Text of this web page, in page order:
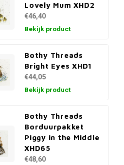
Lovely Mum XHD2
€46,40
Bekijk product
Bothy Threads
Bright Eyes XHD1
€44,05
Bekijk product
Bothy Threads
Borduurpakket
Piggy in the Middle
XHD65
€48,60